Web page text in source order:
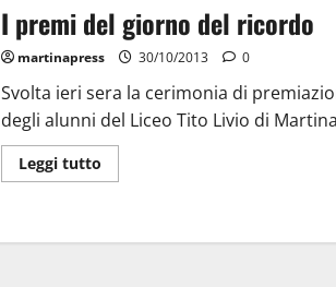
I premi del giorno del ricordo
martinapress 30/10/2013 0
Svolta ieri sera la cerimonia di
degli alunni del Liceo Tito Livio di
Leggi tutto